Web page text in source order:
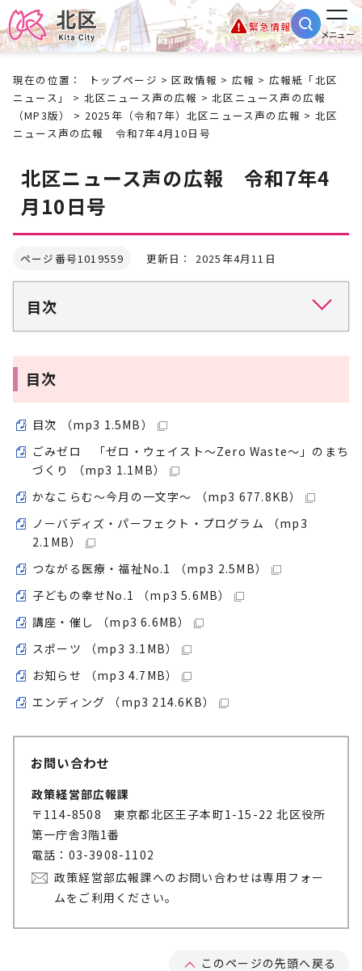
緊急情報
メニュー
現在の位置： トップページ >区政情報 > 広報 > 広報紙「北区
ニュース」
> 北区ニュース声の広報 >北区ニュース声の広報
（MP3版）
> 2025年（令和7年）北区ニュース声の広報 > 北区
ニュース声の広報 令和7年4月10日号
北区ニュース声の広報 令和7年4
月10日号
ページ番号1019559 更新日： 2025年4月11日
目次
目次
目次 （mp3 1.5MB）
ごみゼロ 「ゼロ・ウェイスト～Zero Waste～」のまち
づくり （mp3 1.1MB）
かなこらむ～今月の一文字～ （mp3 677.8KB）
ノーバディズ・パーフェクト・プログラム （mp3
2.1MB）
つながる医療・福祉No.1 （mp3 2.5MB）
子どもの幸せNo.1 （mp3 5.6MB）
講座・催し （mp3 6.6MB）
スポーツ （mp3 3.1MB）
お知らせ （mp3 4.7MB）
エンディング （mp3 214.6KB）
お問い合わせ
政策経営部広報課
〒114-8508 東京都北区王子本町1-15-22 北区役所
第一庁舎3階1番
電話：03-3908-1102
政策経営部広報課へのお問い合わせは専用フォー
ムをご利用ください。
このページの先頭へ戻る